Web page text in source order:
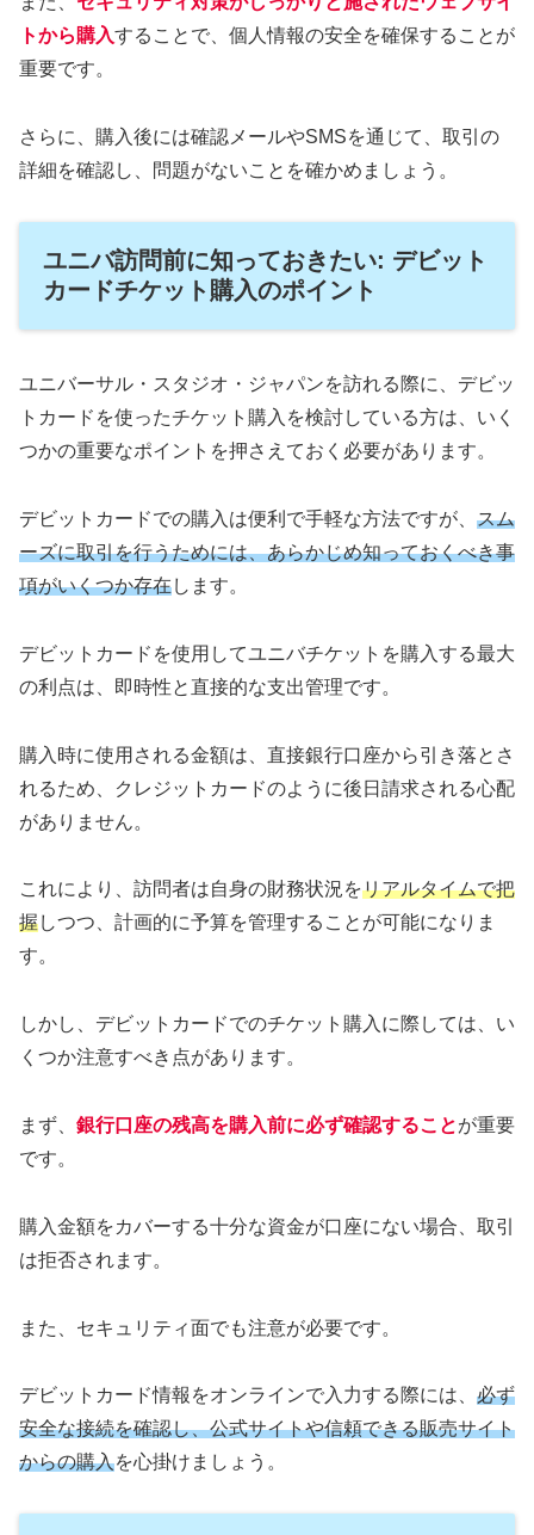
トから購入することで、個人情報の安全を確保することが
重要です。
さらに、購入後には確認メールやSMSを通じて、取引の
詳細を確認し、問題がないことを確かめましょう。
ユニバ訪問前に知っておきたい: デビット
カードチケット購入のポイント
ユニバーサル・スタジオ・ジャパンを訪れる際に、デビッ
トカードを使ったチケット購入を検討している方は、いく
つかの重要なポイントを押さえておく必要があります。
デビットカードでの購入は便利で手軽な方法ですが、 スム
ーズに取引を行うためには、あらかじめ知っておくべき事
項がいくつか存在します。
デビットカードを使用してユニバチケットを購入する最大
の利点は、即時性と直接的な支出管理です。
購入時に使用される金額は、直接銀行口座から引き落とさ
れるため、クレジットカードのように後日請求される心配
がありません。
これにより、訪問者は自身の財務状況をリアルタイムで把
握しつつ、計画的に予算を管理することが可能になりま
す。
しかし、デビットカードでのチケット購入に際しては、い
くつか注意すべき点があります。
まず、 銀行口座の残高を購入前に必ず確認することが重要
です。
購入金額をカバーする十分な資金が口座にない場合、取引
は拒否されます。
また、セキュリティ面でも注意が必要です。
デビットカード情報をオンラインで入力する際には、 必ず
安全な接続を確認し、公式サイトや信頼できる販売サイト
からの購入を心掛けましょう。